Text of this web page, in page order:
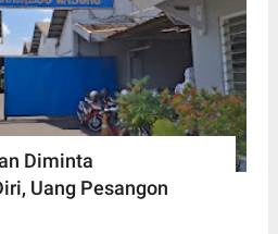
Diminta
Uang Pesangon